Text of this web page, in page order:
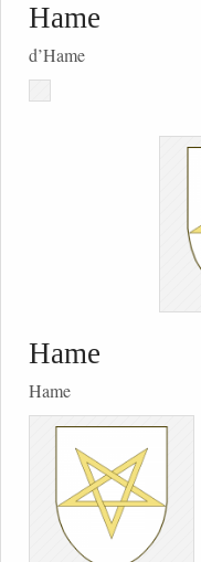
Hame
d’Hame
Hame
Hame